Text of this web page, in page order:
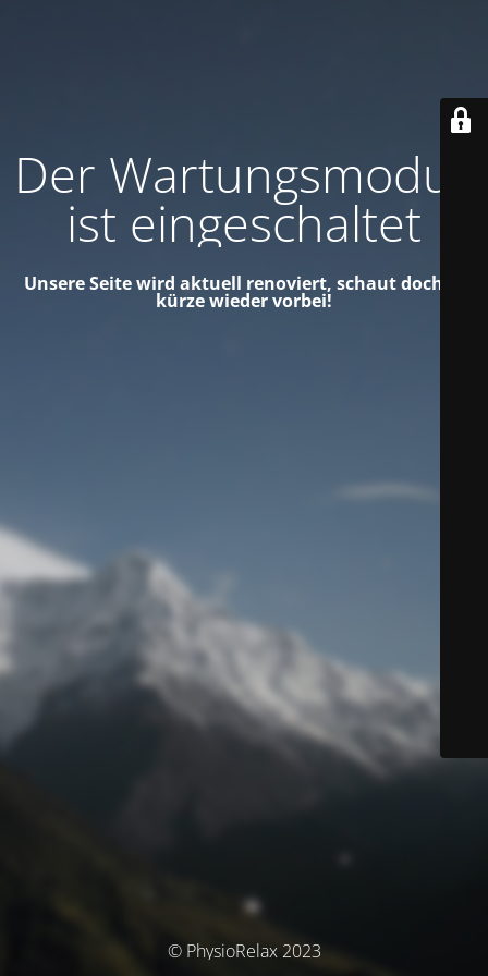
Der Wartungsmodus
ist eingeschaltet
Unsere Seite wird aktuell renoviert, schaut doch in
kürze wieder vorbei!
© PhysioRelax 2023